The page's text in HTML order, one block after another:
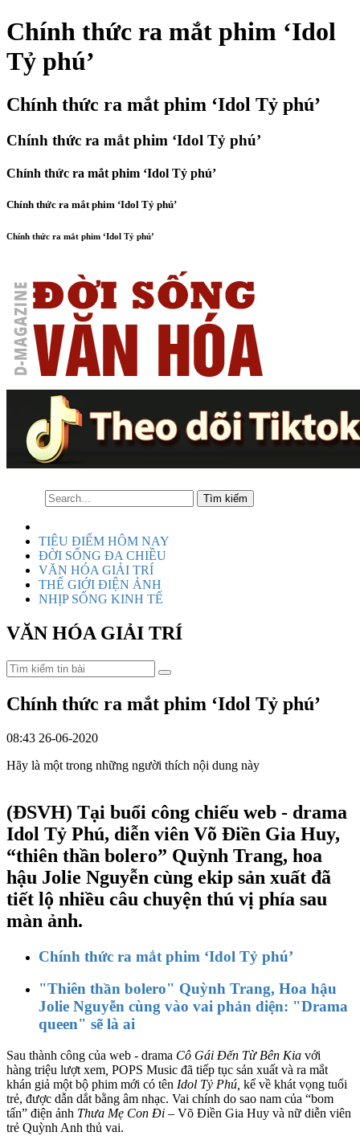
Chính thức ra mắt phim ‘Idol
Tỷ phú’
Chính thức ra mắt phim ‘Idol Tỷ phú’
Chính thức ra mắt phim ‘Idol Tỷ phú’
Chính thức ra mắt phim ‘Idol Tỷ phú’
Chính thức ra mắt phim ‘Idol Tỷ phú’
Chính thức ra mắt phim ‘Idol Tỷ phú’
TIÊU ĐIỂM HÔM NAY
ĐỜI SỐNG ĐA CHIỀU
VĂN HÓA GIẢI TRÍ
THẾ GIỚI ĐIỆN ẢNH
NHỊP SỐNG KINH TẾ
VĂN HÓA GIẢI TRÍ
Chính thức ra mắt phim ‘Idol Tỷ phú’
08:43 26-06-2020
Hãy là một trong những người thích nội dung này
(ĐSVH) Tại buổi công chiếu web - drama
Idol Tỷ Phú, diễn viên Võ Điền Gia Huy,
“thiên thần bolero” Quỳnh Trang, hoa
hậu Jolie Nguyễn cùng ekip sản xuất đã
tiết lộ nhiều câu chuyện thú vị phía sau
màn ảnh.
Chính thức ra mắt phim ‘Idol Tỷ phú’
"Thiên thần bolero" Quỳnh Trang, Hoa hậu
Jolie Nguyễn cùng vào vai phản diện: "Drama
queen" sẽ là ai
Sau thành công của web - drama Cô Gái Đến Từ Bên Kia với
hàng triệu lượt xem POPS Music đã tiếp tục sản xuất và ra mắt
khán giả một bộ phim mới có tên Idol Tỷ Phú, kể về khát vọng tuổi
trẻ, được dẫn dắt bằng âm nhạc. Vai chính do sao nam của “bom
tấn” điện ảnh Thưa Mẹ Con Đi – Võ Điền Gia Huy và nữ diễn viên
trẻ Quỳnh Anh thủ vai.